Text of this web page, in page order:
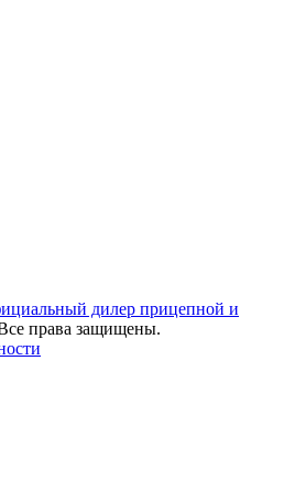
дилер прицепной и
права защищены.